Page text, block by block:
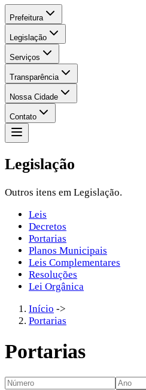
Prefeitura
Legislação
Serviços
Transparência
Nossa Cidade
Contato
Legislação
Outros itens em Legislação.
Leis
Decretos
Portarias
Planos Municipais
Leis Complementares
Resoluções
Lei Orgânica
Início ->
Portarias
Portarias